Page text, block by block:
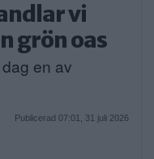
vi
grön oas
en av
Publicerad 07:01, 31 juli 2026